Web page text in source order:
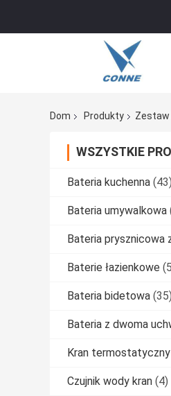
Dom Produkty Zestaw
WSZYSTKIE
Bateria kuchenna (43)
Bateria umywalkowa
Bateria prysznicowa
Baterie łazienkowe
Bateria bidetowa (35)
Bateria z dwoma
Kran termostatyczny
Czujnik wody kran (4)